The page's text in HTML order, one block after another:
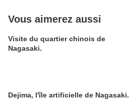
Vous aimerez aussi
Visite du quartier chinois de
Nagasaki.
Dejima, l'île artificielle de Nagasaki.